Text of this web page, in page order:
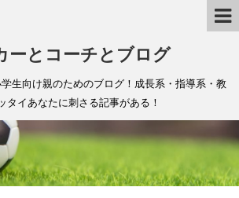
ーとコーチとブログ
学生向け親のためのブログ！成長系・指導系・教
タイあなたに刺さる記事がある！